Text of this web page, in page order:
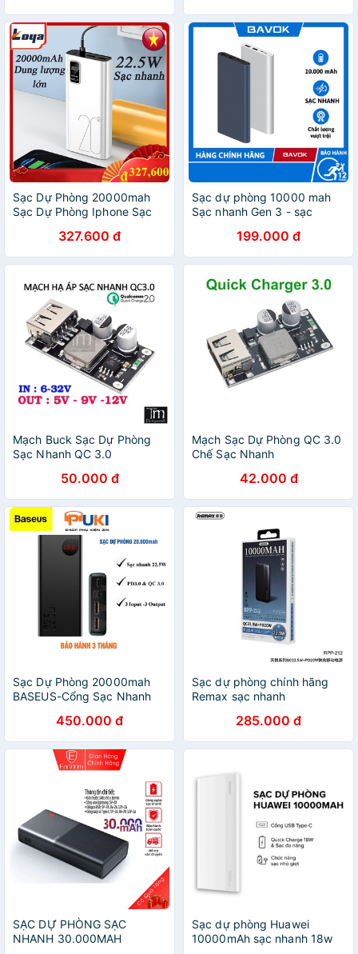
Charge Power Bank Chính
Hãng
Sạc Dự Phòng 20000mah
Sạc Dự Phòng Iphone Sạc
10000mah Fast Charge
Power Bank Chính Hãng
327.600 đ
Sạc dự phòng 10000 mah
Sạc nhanh Gen 3 - sạc
199.000 đ
Mạch Buck Sạc Dự Phòng
Sạc Nhanh QC 3.0
50.000 đ
Mạch Sạc Dự Phòng QC 3.0
Chế Sạc Nhanh
42.000 đ
Sạc Dự Phòng 20000mah
BASEUS-Cổng Sạc Nhanh
450.000 đ
Sạc dự phòng chính hãng
Remax sạc nhanh
285.000 đ
SẠC DỰ PHÒNG SẠC
NHANH 30.000MAH
Sạc dự phòng Huawei
10000mAh sạc nhanh 18w